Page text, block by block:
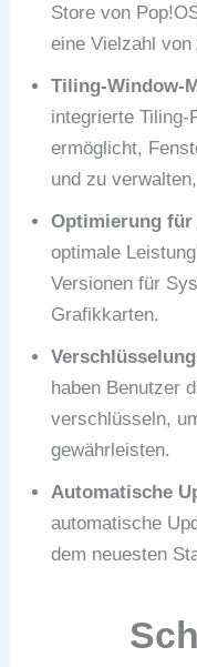
Store von
eine Vielzahl von
Tiling-Window-
integrierte Tiling-
ermöglicht,
und zu
Optimierung für
optimale
Versionen für
Grafikkarten.
Verschlüsselung
haben Benutzer
verschlüsseln,
gewährleisten.
Automatische
automatische
dem neuesten